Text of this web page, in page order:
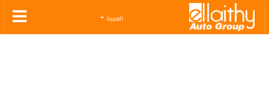
Ellaithy Auto Group
العربية